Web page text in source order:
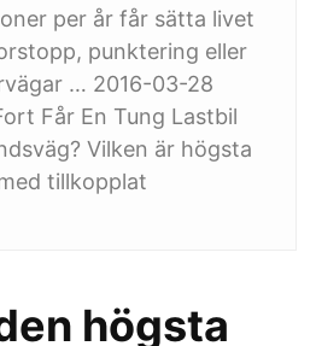
per år får sätta livet
punktering eller
… 2016-03-28
Får En Tung Lastbil
Vilken är högsta
tillkopplat
högsta